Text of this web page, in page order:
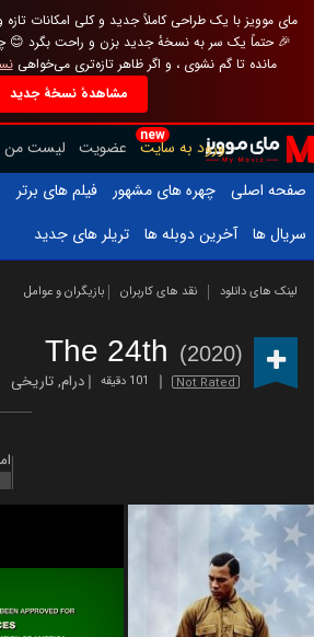
مای موویز با یک طراحی کاملاً جدید و کلی امکانات
🎉 حتماً یک سر به نسخهٔ جدید بزن و راحت بگرد 😊
مانده تا گم نشوی ، و اگر ظاهر تازه‌تری می‌خواهی
مشاهدهٔ نسخهٔ جدید
new
ورود به سایت عضویت لیست من
صفحه اصلی
چهره های مشهور
فیلم های برتر
سریال ها
آخرین دوبله ها تریلر های جدید
لینک های دانلود نقد های کاربران بازیگران و عوامل
The 24th (2020)
Not Rated 101 دقیقه درام,تاریخی